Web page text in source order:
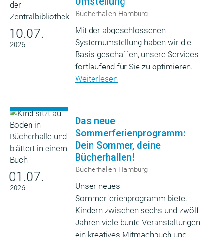
10.07.
2026
Bücherhallen Hamburg
Mit der abgeschlossenen
Systemumstellung haben wir die
Basis geschaffen, unsere Services
fortlaufend für Sie zu optimieren.
Weiterlesen
01.07.
2026
Das neue
Sommerferienprogramm:
Dein Sommer, deine
Bücherhallen!
Bücherhallen Hamburg
Unser neues
Sommerferienprogramm bietet
Kindern zwischen sechs und zwölf
Jahren viele bunte Veranstaltungen,
ein kreatives Mitmachbuch und